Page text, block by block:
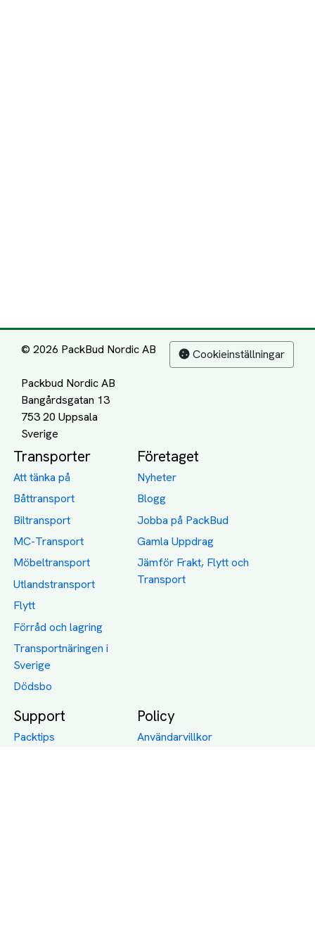
© 2026 PackBud Nordic AB
Packbud Nordic AB
Bangårdsgatan 13
753 20 Uppsala
Cookieinställningar
Transporter
Att tänka på
Båttransport
Biltransport
MC-Transport
Möbeltransport
Utlandstransport
Flytt
Förråd och lagring
Transportnäringen i
Sverige
Dödsbo
Företaget
Nyheter
Blogg
Jobba på PackBud
Gamla Uppdrag
Jämför Frakt, Flytt och
Transport
Support
Packtips
Policy
Användarvillkor